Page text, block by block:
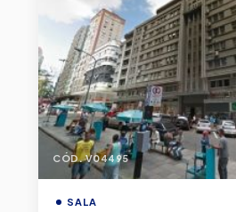
CÓD. V04495
SALA